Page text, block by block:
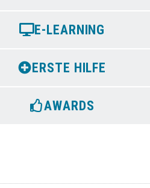
E-LEARNING
ERSTE HILFE
AWARDS